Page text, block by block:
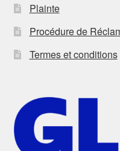
Plainte
Procédure de
Termes et conditions